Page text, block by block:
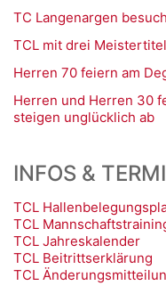
TC Langenargen
TCL mit drei
Herren 70 feiern am
Herren und Herren 30
steigen unglücklich ab
INFOS &
TCL
TCL
TCL Jahreskalender
TCL Beitrittserklärung
TCL